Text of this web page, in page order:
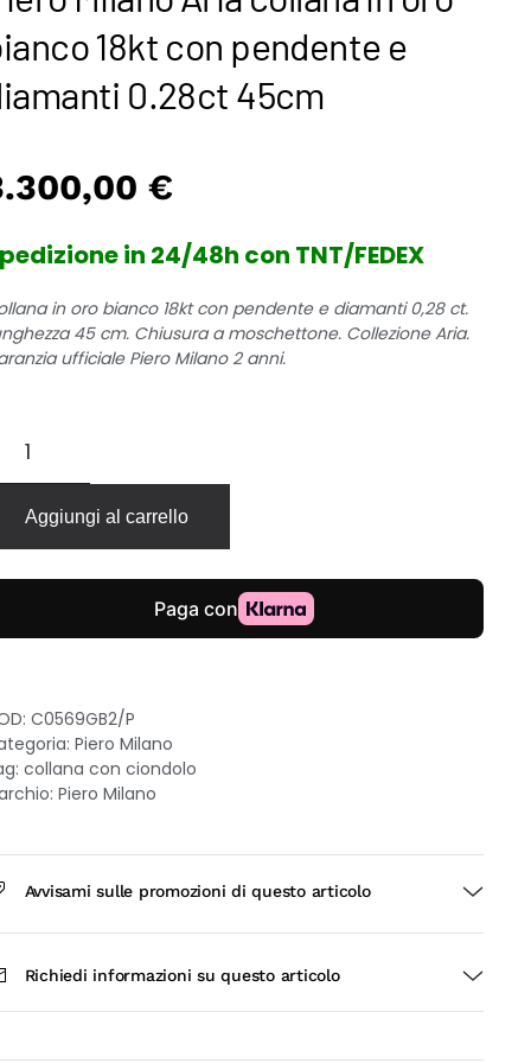
18kt con pendente e
0.28ct 45cm
€
in 24/48h con TNT/FEDEX
in oro bianco 18kt con pendente e diamanti 0,28 ct.
45 cm. Chiusura a moschettone. Collezione Aria.
ufficiale Piero Milano 2 anni.
Aggiungi al carrello
C0569GB2/P
Piero Milano
collana con ciondolo
Piero Milano
Avvisami sulle promozioni di questo articolo
Richiedi informazioni su questo articolo